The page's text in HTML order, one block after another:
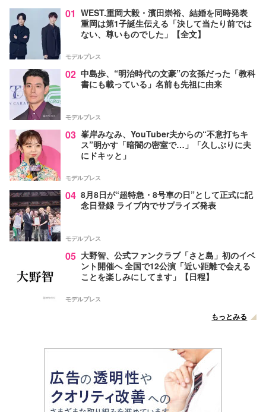
01 WEST.重岡大毅・濱田崇裕、結婚を同時発表
重岡は第1子誕生伝える「決して当たり前では
ない、尊いものでした」【全文】
モデルプレス
02 中島歩、“明治時代の文豪”の玄孫だった「教科
書にも載っている」名前も先祖に由来
モデルプレス
03 峯岸みなみ、YouTuber夫からの“不意打ちキ
ス”明かす「暗闇の密室で…」「久しぶりに夫
にドキッと」
モデルプレス
04 8月8日が“超特急・8号車の日”として正式に記
念日登録 ライブ内でサプライズ発表
モデルプレス
05 大野智、公式ファンクラブ「さと島」初のイベ
ント開催へ 全国で12公演「近い距離で会える
ことを楽しみにしてます」【日程】
モデルプレス
もっとみる